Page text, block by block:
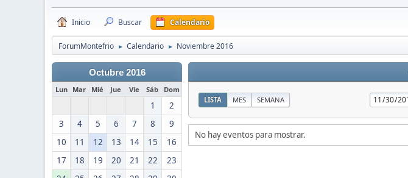
Inicio Buscar Calendario
ForumMontefrio ► Calendario ► Noviembre 2016
Octubre 2016
Lun Mar Mié Jue Vie Sáb Dom
1
2
3
4 5 6 7 8
9
10
11 12 13 14 15
16
17
18 19 20 21 22
23
LISTA MES SEMANA
No hay eventos para mostrar.